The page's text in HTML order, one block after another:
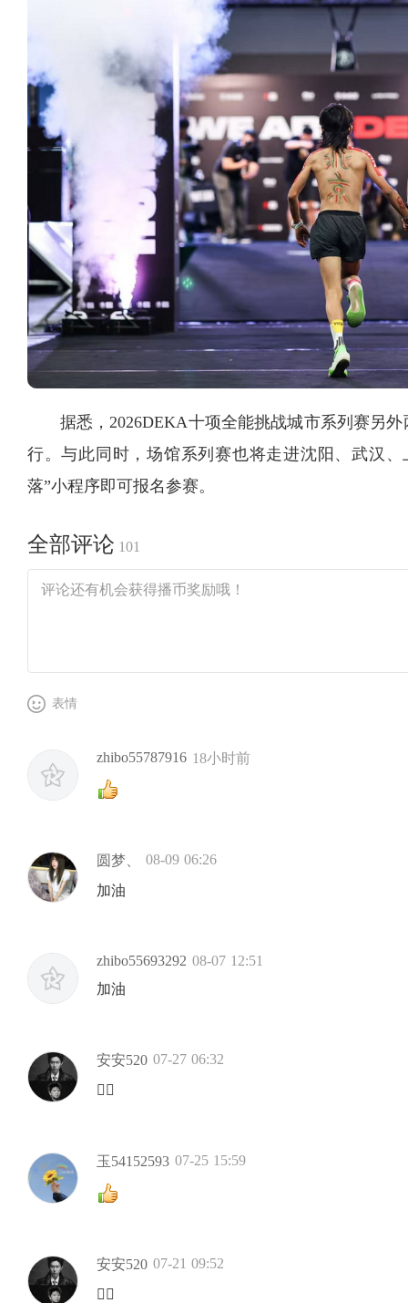
据悉，2026DEKA十项全能挑战城市系列赛另
行。与此同时，场馆系列赛也将走进沈阳、武汉
落”小程序即可报名参赛。
全部评论 101
表情
zhibo55787916 18小时前
圆梦、
08-09 06:26
加油
zhibo55693292 08-07 12:51
加油
安安520 07-27 06:32
👍🏻
玉54152593 07-25 15:59
安安520 07-21 09:52
👍🏻